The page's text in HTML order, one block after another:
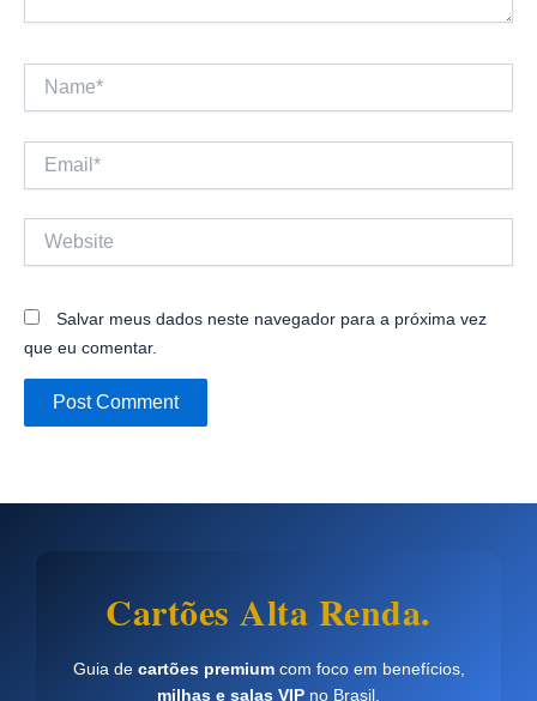
Name*
Salvar meus dados neste navegador para a próxima vez
que eu comentar.
Cartões Alta Renda.
Guia de cartões premiumcom foco em benefícios,
milhas e salas VIP no Brasil.